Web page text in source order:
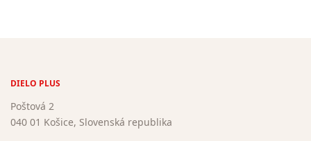
DIELO PLUS
Poštová 2
040 01 Košice, Slovenská republika